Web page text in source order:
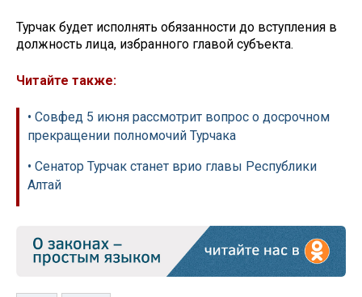
Турчак будет исполнять обязанности до вступления в
должность лица, избранного главой субъекта.
Читайте также:
• Совфед 5 июня рассмотрит вопрос о досрочном
прекращении полномочий Турчака
• Сенатор Турчак станет врио главы Республики
Алтай